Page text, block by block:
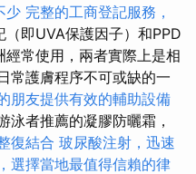
少 完整的工商登記服務，
（即UVA保護因子）和PPD
常使用，兩者實際上是相
常護膚程序不可或缺的一
朋友提供有效的輔助設備
泳者推薦的凝膠防曬霜，
復結合 玻尿酸注射，迅速
選擇當地最值得信賴的律